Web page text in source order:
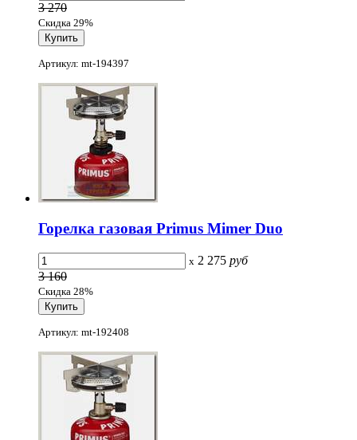
3 270
Скидка 29%
Артикул: mt-194397
Горелка газовая Primus Mimer Duo
x 2 275 руб
3 160
Скидка 28%
Артикул: mt-192408